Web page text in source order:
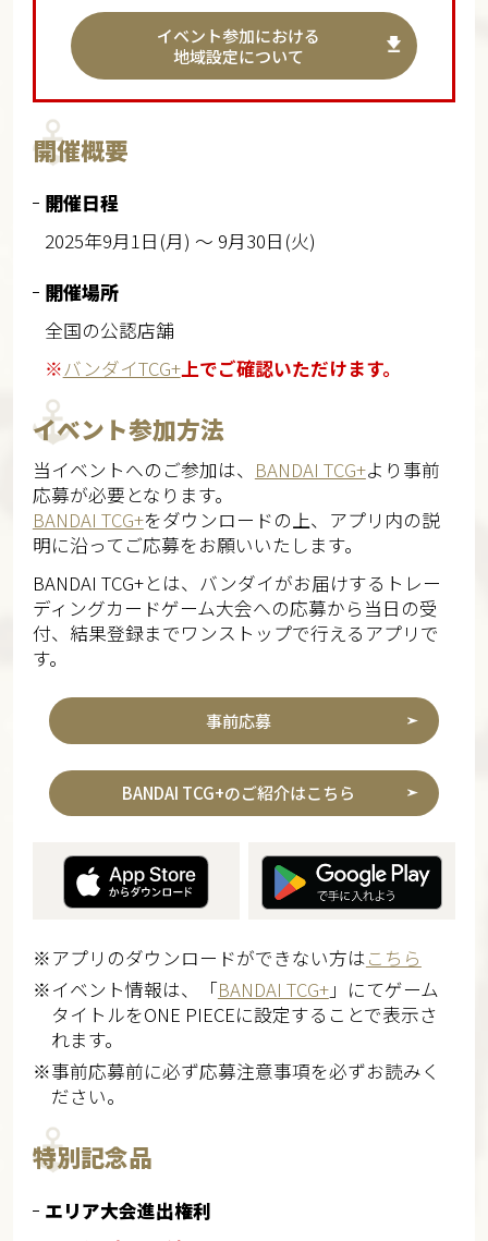
イベント参加における
地域設定について
開催概要
開催日程
2025年9月1日(月) ～ 9月30日(火)
開催場所
全国の公認店舗
※バンダイTCG+上でご確認いただけます。
イベント参加方法
当イベントへのご参加は、 BANDAI TCG+より事前
応募が必要となります。
BANDAI TCG+をダウンロードの上、アプリ内の説
明に沿ってご応募をお願いいたします。
BANDAI TCG+とは、バンダイがお届けするトレー
ディングカードゲーム大会への応募から当日の受
付、結果登録までワンストップで行えるアプリで
す。
事前応募
BANDAI TCG+のご紹介はこちら
※アプリのダウンロードができない方はこちら
※イベント情報は、「BANDAI TCG+」にてゲーム
タイトルをONE PIECEに設定することで表示さ
れます。
※事前応募前に必ず応募注意事項を必ずお読みく
ださい。
特別記念品
エリア大会進出権利